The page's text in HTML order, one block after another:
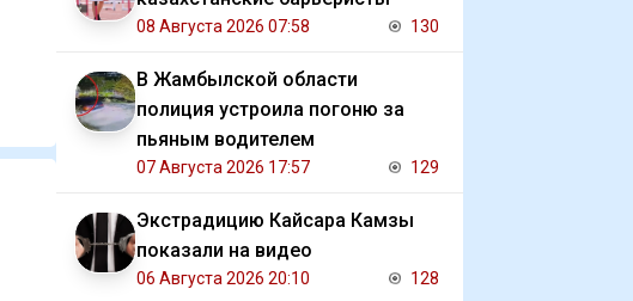
08 Августа 2026 07:58 130
В Жамбылской области
полиция устроила погоню за
пьяным водителем
07 Августа 2026 17:57 129
Экстрадицию Кайсара Камзы
показали на видео
06 Августа 2026 20:10 128